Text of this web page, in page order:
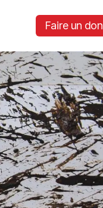
Faire un don